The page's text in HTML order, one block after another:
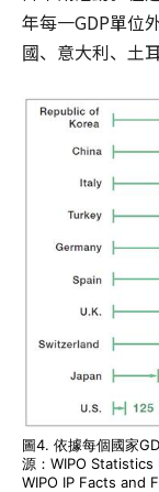
年每一GDP單位
國、意大利、土
圖4. 依據每個國家
源：WIPO
WIPO IP Facts and